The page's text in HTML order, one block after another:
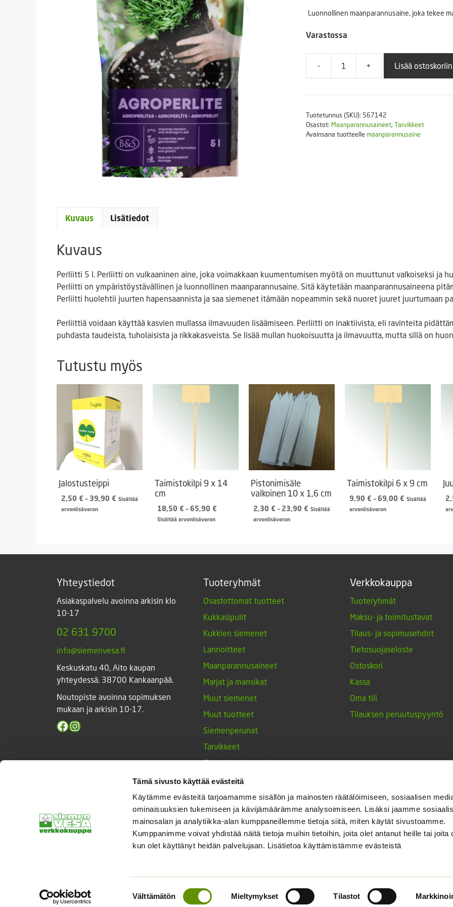
Tämä sivusto käyttää evästeitä
Käytämme evästeitä tarjoamamme sisällön ja mainosten räätälöimiseen, sosiaalisen
ominaisuuksien tukemiseen ja kävijämäärämme analysoimiseen. Lisäksi jaamme
mainosalan ja analytiikka-alan kumppaneillemme tietoja siitä, miten käytät sivustoamme.
Kumppanimme voivat yhdistää näitä tietoja muihin tietoihin, joita olet antanut heille tai joita
kun olet käyttänyt heidän palvelujaan. Lisätietoa käyttämistämme evästeistä
Välttämätön Mieltymykset Tilastot
Askartelutarvikkeet
Luonnollinen maanparannusaine, joka tekee
Varastossa
-
litraa
+ Lisää ostoskoriin
Tuotetunnus (SKU): 567142
Osastot: Maanparannusaineet, Tarvikkeet
Avainsana tuotteellemaanparannusaine
Kuvaus Lisätiedot
Kuvaus
Perliitti 5 l. Perliitti on vulkaaninen aine, joka voimakkaan kuumentumisen myötä on muuttunut valkoiseksi ja
Perliitti on ympäristöystävällinen ja luonnollinen maanparannusaine. Sitä käytetään maanparannusaineena
Perliitti huolehtii juurten hapensaannista ja saa siemenet itämään nopeammin sekä nuoret juuret juurtumaan
Perliittiä voidaan käyttää kasvien mullassa ilmavuuden lisäämiseen. Perliitti on inaktiivista, eli ravinteita
puhdasta taudeista, tuholaisista ja rikkakasveista. Se lisää mullan huokoisuutta ja ilmavuutta, mutta sillä on
Tutustu myös
Jalostusteippi
2,50 € – 39,90 € Hintaluokka:
Sisältää
arvonlisäveron
Taimistokilpi 9 x 14
cm
18,50 € – 65,90 € Hintaluokka:
Sisältää arvonlisäveron
Pistonimisäle
valkoinen 10 x 1,6 cm
2,30 € – 23,90 € Hintaluokka:
Sisältää
arvonlisäveron
Taimistokilpi 6 x 9 cm
9,90 € – 69,00 € Hintaluokka:
Sisältää
arvonlisäveron
Yhteystiedot
Asiakaspalvelu avoinna arkisin klo
10-17
02 631 9700
info@siemenvesa.fi
Keskuskatu 40, Aito kaupan
yhteydessä. 38700 Kankaanpää.
Noutopiste avoinna sopimuksen
mukaan ja arkisin 10-17.
Facebook
Instagram
Tuoteryhmät
Osastottomat tuotteet
Kukkasipulit
Kukkien siemenet
Lannoitteet
Maanparannusaineet
Marjat ja mansikat
Muut siemenet
Muut tuotteet
Siemenperunat
Tarvikkeet
Triumph-tulppaanit
Vihannesten siemenet
Yrtit ja maustekasvit
Verkkokauppa
Tuoteryhmät
Maksu- ja toimitustavat
Tilaus- ja sopimusehdot
Tietosuojaseloste
Ostoskori
Kassa
Oma tili
Tilauksen peruutuspyyntö
© Siemenvesa